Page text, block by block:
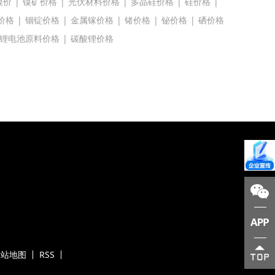
格 | 铟锭价格 | 金属镓价格 | 锗价格 | 铋价格 | 硒价格
锂电池原料价格 | 碳酸锂价格
地图 RSS